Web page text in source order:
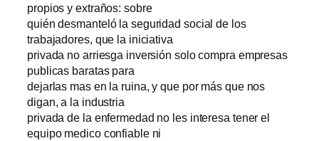
propios y extraños: sobre
quién desmanteló la seguridad social de los
trabajadores, que la iniciativa
privada no arriesga inversión solo compra empresas
publicas baratas para
dejarlas mas en la ruina, y que por más que nos
digan, a la industria
privada de la enfermedad no les interesa tener el
equipo medico confiable ni